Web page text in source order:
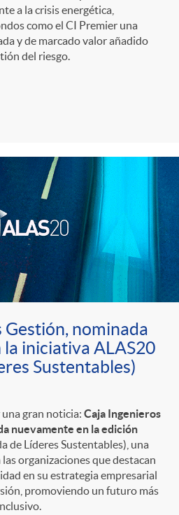
a la crisis energética,
como el CI Premier una
y de marcado valor añadido
del riesgo.
Gestión, nominada
iniciativa ALAS20
Sustentables)
gran noticia: Caja Ingenieros
nuevamente en la edición
de Líderes Sustentables), una
organizaciones que destacan
en su estrategia empresarial
promoviendo un futuro más